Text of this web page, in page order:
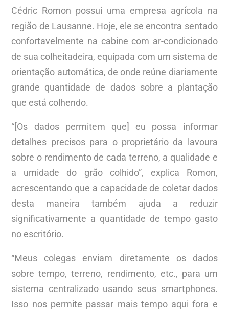
Cédric Romon possui uma empresa agrícola na
região de Lausanne. Hoje, ele se encontra sentado
confortavelmente na cabine com ar-condicionado
de sua colheitadeira, equipada com um sistema de
orientação automática, de onde reúne diariamente
grande quantidade de dados sobre a plantação
que está colhendo.
“[Os dados permitem que] eu possa informar
detalhes precisos para o proprietário da lavoura
sobre o rendimento de cada terreno, a qualidade e
a umidade do grão colhido”, explica Romon,
acrescentando que a capacidade de coletar dados
desta maneira também ajuda a reduzir
significativamente a quantidade de tempo gasto
no escritório.
“Meus colegas enviam diretamente os dados
sobre tempo, terreno, rendimento, etc., para um
sistema centralizado usando seus smartphones.
Isso nos permite passar mais tempo aqui fora e